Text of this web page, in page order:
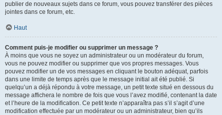
publier de nouveaux sujets dans ce forum, vous pouvez transférer des pièces
jointes dans ce forum, etc.
Haut
Comment puis-je modifier ou supprimer un message ?
À moins que vous ne soyez un administrateur ou un modérateur du forum,
vous ne pouvez modifier ou supprimer que vos propres messages. Vous
pouvez modifier un de vos messages en cliquant le bouton adéquat, parfois
dans une limite de temps après que le message initial ait été publié. Si
quelqu’un a déjà répondu à votre message, un petit texte situé en dessous du
message affichera le nombre de fois que vous l’avez modifié, contenant la date
et l’heure de la modification. Ce petit texte n’apparaîtra pas s’il s’agit d’une
modification effectuée par un modérateur ou un administrateur, bien qu’ils